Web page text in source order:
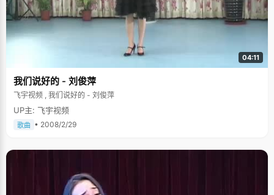
04:11
我们说好的 - 刘俊萍
飞宇视频 , 我们说好的 - 刘俊萍
UP主: 飞宇视频
歌曲 • 2008/2/29